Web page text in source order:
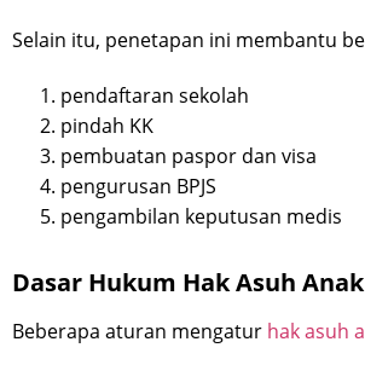
Selain itu, penetapan ini membantu
pendaftaran sekolah
pindah KK
pembuatan paspor dan visa
pengurusan BPJS
pengambilan keputusan medis
Dasar Hukum Hak Asuh Anak
Beberapa aturan mengatur hak asuh